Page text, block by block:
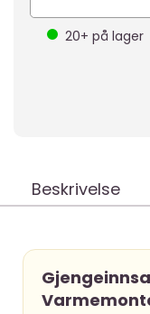
20+ på lager
Beskrivelse